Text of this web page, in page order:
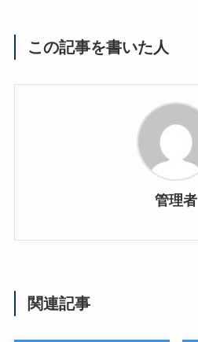
この記事を書いた人
管理者
関連記事